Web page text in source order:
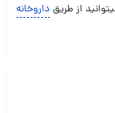
از طریق داروخانه